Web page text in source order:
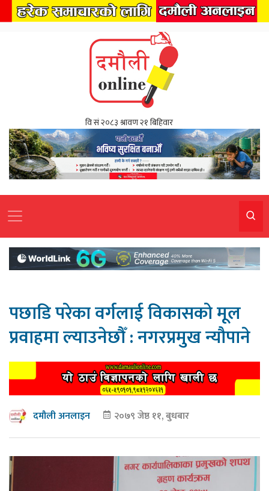
पछाडि परेका वर्गलाई विकासको मूल
प्रवाहमा ल्याउनेछौँ : नगरप्रमुख न्यौपाने
दमौली अनलाइन २०७९ जेष्ठ ११, बुधबार